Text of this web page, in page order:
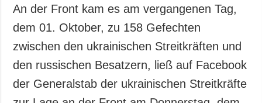
An der Front kam es am vergangenen Tag,
dem 01. Oktober, zu 158 Gefechten
zwischen den ukrainischen Streitkräften und
den russischen Besatzern, ließ auf Facebook
der Generalstab der ukrainischen Streitkräfte